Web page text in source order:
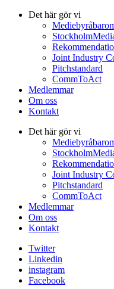
Det här gör vi
Joint Industry
Pitchstandard
CommToAct
Medlemmar
Om oss
Kontakt
Det här gör vi
Joint Industry
Pitchstandard
CommToAct
Medlemmar
Om oss
Kontakt
Twitter
Linkedin
instagram
Facebook